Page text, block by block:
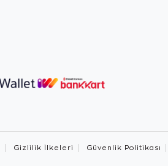
Gizlilik İlkeleri Güvenlik Politikası